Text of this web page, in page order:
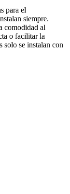
para el
siempre.
comodidad al
o facilitar la
solo se instalan con